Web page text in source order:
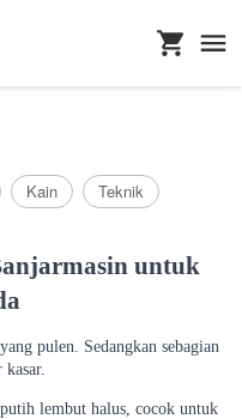
Kain Teknik
untuk
pulen. Sedangkan sebagian
kasar.
lembut halus, cocok untuk